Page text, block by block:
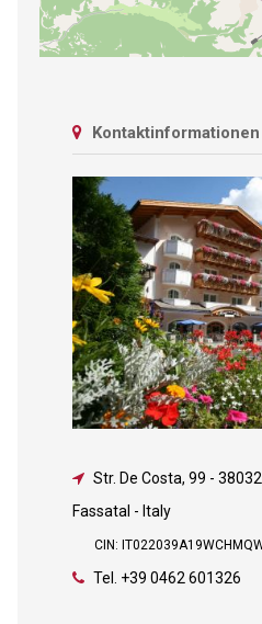
Kontaktinformationen
Str. De Costa, 99 -
Fassatal - Italy
CIN:
Tel. +39 0462 601326